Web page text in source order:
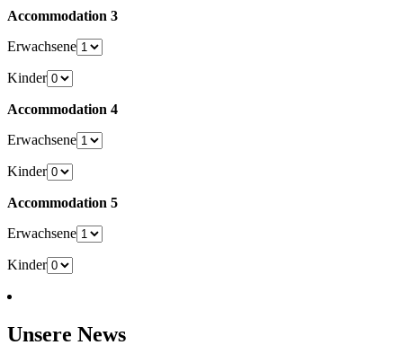
Accommodation 3
Erwachsene
Kinder
Accommodation 4
Erwachsene
Kinder
Accommodation 5
Erwachsene
Kinder
Unsere News